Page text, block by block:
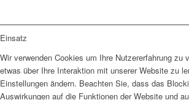
Einsatz
Wir verwenden Cookies um Ihre Nutzererfahrung zu
etwas über Ihre Interaktion mit unserer Website zu
Einstellungen ändern. Beachten Sie, dass das
Auswirkungen auf die Funktionen der Website und